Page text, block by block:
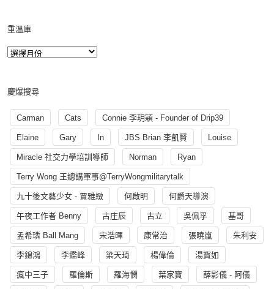
重溫庫
慶爆搜尋
Carman Cats Connie 李玥穎 - Founder of Drip39
Elaine Gary In JBS Brian 李凱賢 Louise
Miracle 社交力學培訓導師 Norman Ryan
Terry Wong 王總講軍事@TerryWongmilitarytalk
九十後文藝少女 - 賈雅緻 何啟明 何爵天導演
午夜工作者 Benny 古庄辰 古立 吳佩孚 基哥
孟希璘 Ball Mang 宋浩暉 康常治 張曉嵐 朱利安
李錦鴻 李鑑峰 梁天琦 楊偉倫 湯寳如
瘋中三子 羅倫斯 羅海憫 葉家寶 薛影儀 - 阿儀